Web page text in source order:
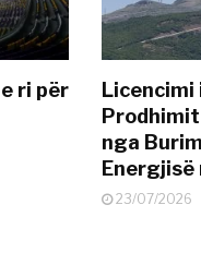
ri për
nga
Energjisë
23/07/2026